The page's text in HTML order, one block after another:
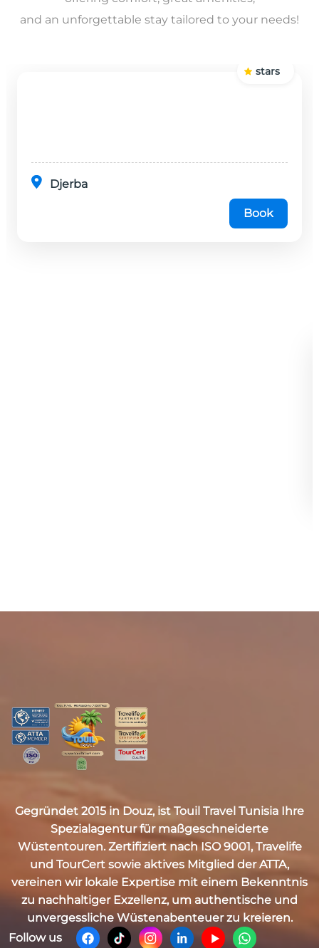
and an unforgettable stay tailored to your needs!
Djerba
stars
Book
Gegründet 2015 in Douz, istTouil Travel Tunisia Ihre
Spezialagentur für maßgeschneiderte
Wüstentouren. Zertifiziert nach ISO 9001, Travelife
und TourCert sowie aktives Mitglied derATTA,
vereinen wir lokale Expertise mit einem Bekenntnis
zu nachhaltiger Exzellenz, um authentische und
unvergessliche Wüstenabenteuer zu kreieren.
Follow us